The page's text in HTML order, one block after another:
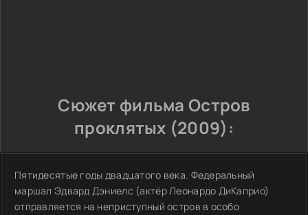
Сюжет фильма Остров
проклятых (2009):
Пятидесятые годы двадцатого века. Федеральный
маршал Эдвард Дэниелс (актёр Леонардо ДиКаприо)
отправляется на неприступный остров в особо